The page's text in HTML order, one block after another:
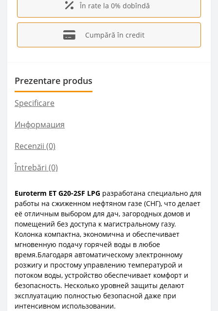
În rate la 0% dobîndă
Cumpără în credit
Prezentare produs
Specificare
Информация
Recenzii (0)
Întrebări (0)
Euroterm ET G20-2SF LPG разработана специально для
работы на сжиженном нефтяном газе (СНГ), что делает
её отличным выбором для дач, загородных домов и
помещений без доступа к магистральному газу.
Колонка компактна, экономична и обеспечивает
мгновенную подачу горячей воды в любое
время.Благодаря автоматическому электронному
розжигу и простому управлению температурой и
потоком воды, устройство обеспечивает комфорт и
безопасность. Несколько уровней защиты делают
эксплуатацию полностью безопасной даже при
интенсивном использовании.